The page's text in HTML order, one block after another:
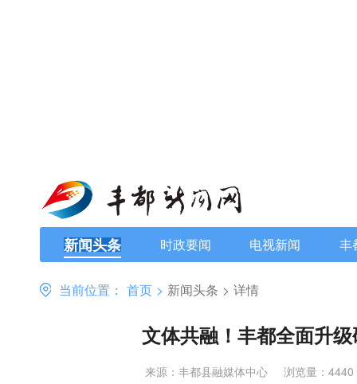
新闻头条 时政要闻 电视新闻 丰
当前位置： 首页 > 新闻头条 > 详情
文体共融！丰都全面升
来源：丰都县融媒体中心 浏览量：4440